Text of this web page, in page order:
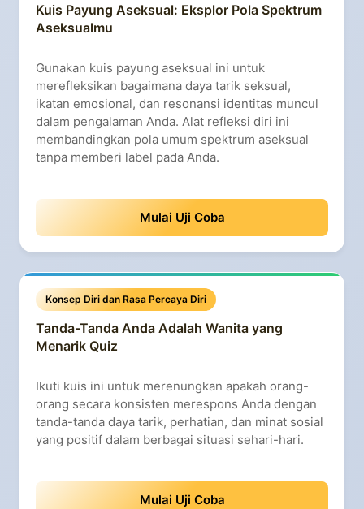
Kuis Payung Aseksual: Eksplor Pola Spektrum
Aseksualmu
Gunakan kuis payung aseksual ini untuk
merefleksikan bagaimana daya tarik seksual,
ikatan emosional, dan resonansi identitas muncul
dalam pengalaman Anda. Alat refleksi diri ini
membandingkan pola umum spektrum aseksual
tanpa memberi label pada Anda.
Mulai Uji Coba
Konsep Diri dan Rasa Percaya Diri
Tanda-Tanda Anda Adalah Wanita yang
Menarik Quiz
Ikuti kuis ini untuk merenungkan apakah orang-
orang secara konsisten merespons Anda dengan
tanda-tanda daya tarik, perhatian, dan minat sosial
yang positif dalam berbagai situasi sehari-hari.
Mulai Uji Coba